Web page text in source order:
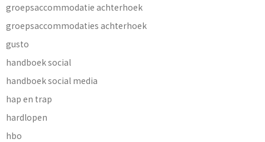
groepsaccommodatie achterhoek
groepsaccommodaties achterhoek
gusto
handboek social
handboek social media
hap en trap
hardlopen
hbo